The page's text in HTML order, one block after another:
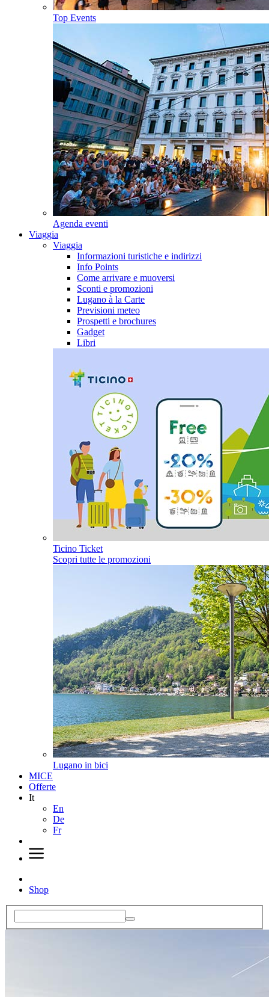
Top Events
Agenda eventi
Viaggia
Viaggia
Informazioni turistiche e indirizzi
Info Points
Come arrivare e muoversi
Sconti e promozioni
Lugano à la Carte
Previsioni meteo
Prospetti e brochures
Gadget
Libri
Ticino Ticket
Scopri tutte le promozioni
Lugano in bici
MICE
Offerte
It
En
De
Fr
Shop